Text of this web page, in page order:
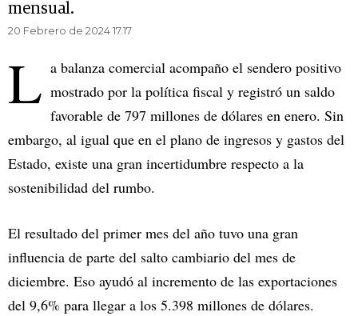
mensual.
20 Febrero de 2024 17.17
L a balanza comercial acompaño el sendero positivo
mostrado por la política fiscal y registró un saldo
favorable de 797 millones de dólares en enero. Sin
embargo, al igual que en el plano de ingresos y gastos del
Estado, existe una gran incertidumbre respecto a la
sostenibilidad del rumbo.
El resultado del primer mes del año tuvo una gran
influencia de parte del salto cambiario del mes de
diciembre. Eso ayudó al incremento de las exportaciones
del 9,6% para llegar a los 5.398 millones de dólares.